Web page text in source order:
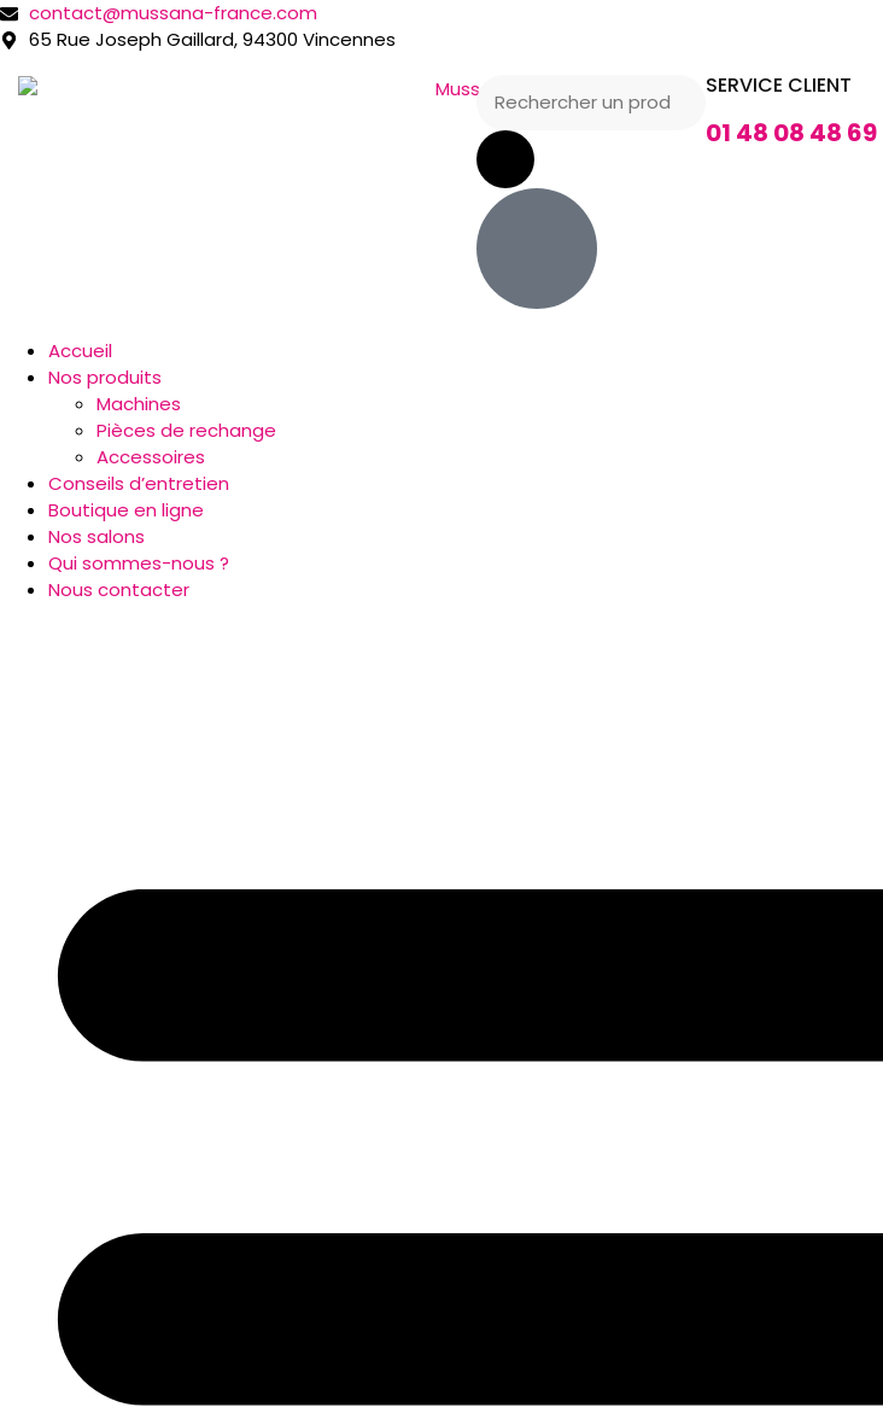
contact@mussana-france.com
65 Rue Joseph Gaillard, 94300 Vincennes
SERVICE CLIENT
01 48 08 48 69
Accueil
Nos produits
Machines
Pièces de rechange
Accessoires
Conseils d’entretien
Boutique en ligne
Nos salons
Qui sommes-nous ?
Nous contacter